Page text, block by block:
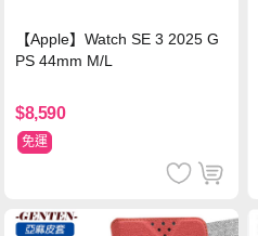
【Apple】Watch SE 3 2025 G
PS 44mm M/L
$8,590
免運